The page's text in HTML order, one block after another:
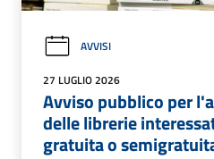
AVVISI
27 LUGLIO 2026
Avviso pubblico per
delle librerie
gratuita o